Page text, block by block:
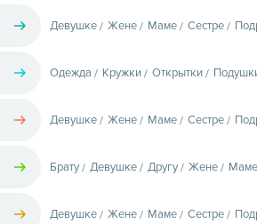
Девушке Жене Маме Сестре
Одежда Кружки Открытки
Девушке Жене Маме Сестре
Брату Девушке Другу Жене Маме
Девушке Жене Маме Сестре